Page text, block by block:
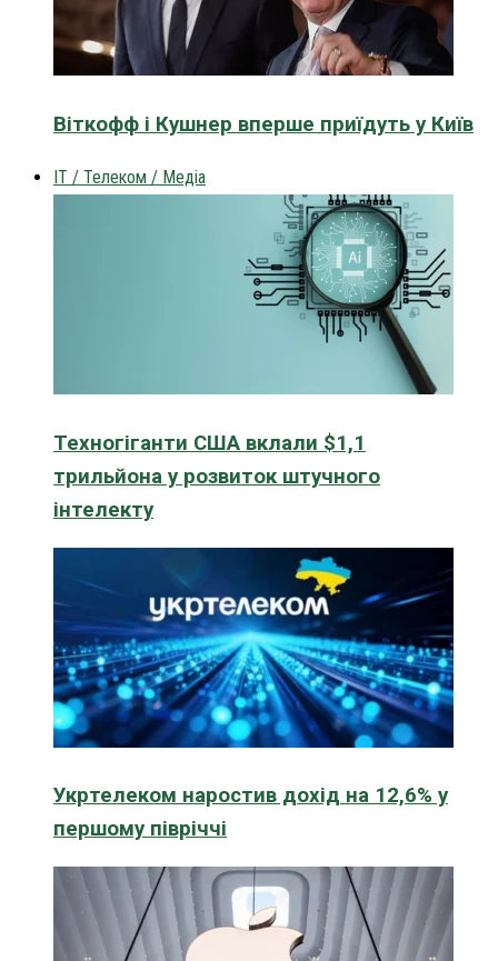
Віткофф і Кушнер вперше приїдуть у Київ
IT / Телеком / Медіа
Техногіганти США вклали $1,1
трильйона у розвиток штучного
інтелекту
Укртелеком наростив дохід на 12,6% у
першому півріччі